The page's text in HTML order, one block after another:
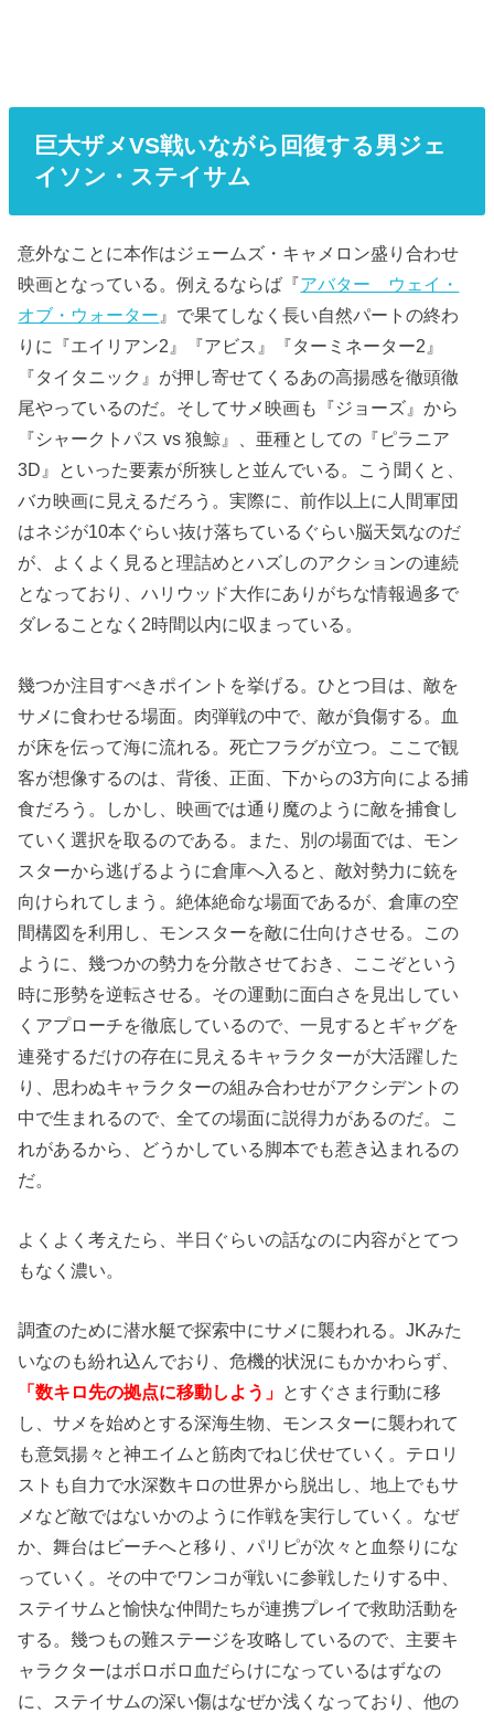
巨大ザメVS戦いながら回復する男ジェ
イソン・ステイサム
意外なことに本作はジェームズ・キャメロン盛り合わせ
映画となっている。例えるならば『アバター ウェイ・
オブ・ウォーター 』で果てしなく長い自然パートの終わ
りに『エイリアン2』『アビス』『ターミネーター2』
『タイタニック』が押し寄せてくるあの高揚感を徹頭徹
尾やっているのだ。そしてサメ映画も『ジョーズ』から
『シャークトパス vs 狼鯨』、亜種としての『ピラニア
3D』といった要素が所狭しと並んでいる。こう聞くと、
バカ映画に見えるだろう。実際に、前作以上に人間軍団
はネジが10本ぐらい抜け落ちているぐらい脳天気なのだ
が、よくよく見ると理詰めとハズしのアクションの連続
となっており、ハリウッド大作にありがちな情報過多で
ダレることなく2時間以内に収まっている。
幾つか注目すべきポイントを挙げる。ひとつ目は、敵を
サメに食わせる場面。肉弾戦の中で、敵が負傷する。血
が床を伝って海に流れる。死亡フラグが立つ。ここで観
客が想像するのは、背後、正面、下からの3方向による捕
食だろう。しかし、映画では通り魔のように敵を捕食し
ていく選択を取るのである。また、別の場面では、モン
スターから逃げるように倉庫へ入ると、敵対勢力に銃を
向けられてしまう。絶体絶命な場面であるが、倉庫の空
間構図を利用し、モンスターを敵に仕向けさせる。この
ように、幾つかの勢力を分散させておき、ここぞという
時に形勢を逆転させる。その運動に面白さを見出してい
くアプローチを徹底しているので、一見するとギャグを
連発するだけの存在に見えるキャラクターが大活躍した
り、思わぬキャラクターの組み合わせがアクシデントの
中で生まれるので、全ての場面に説得力があるのだ。こ
れがあるから、どうかしている脚本でも惹き込まれるの
だ。
よくよく考えたら、半日ぐらいの話なのに内容がとてつ
もなく濃い。
調査のために潜水艇で探索中にサメに襲われる。JKみた
いなのも紛れ込んでおり、危機的状況にもかかわらず、
「数キロ先の拠点に移動しよう」 とすぐさま行動に移
し、サメを始めとする深海生物、モンスターに襲われて
も意気揚々と神エイムと筋肉でねじ伏せていく。テロリ
ストも自力で水深数キロの世界から脱出し、地上でもサ
メなど敵ではないかのように作戦を実行していく。なぜ
か、舞台はビーチへと移り、パリピが次々と血祭りにな
っていく。その中でワンコが戦いに参戦したりする中、
ステイサムと愉快な仲間たちが連携プレイで救助活動を
する。幾つもの難ステージを攻略しているので、主要キ
ャラクターはボロボロ血だらけになっているはずなの
に、ステイサムの深い傷はなぜか浅くなっており、他の